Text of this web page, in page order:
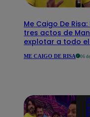
Me Caigo De
tres actos de
explotar a todo
ME CAIGO DE RISA 06